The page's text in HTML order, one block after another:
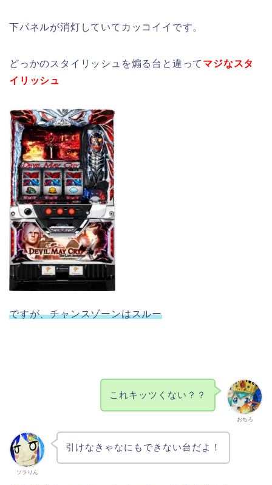
下パネルが消灯していてカッコイイです。
どっかのスタイリッシュを煽る台と違って マジなスタ
イリッシュ
ですが、チャンスゾーンはスルー
おちろ
これキッツくない？？
ソラりん
引けなきゃなにもできない台だよ！